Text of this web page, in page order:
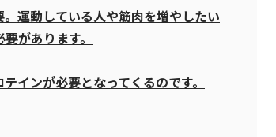
運動している人や筋肉を増やしたい
があります。
インが必要となってくるのです。